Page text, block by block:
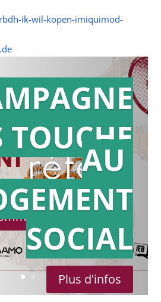
ik-wil-kopen-imiquimod-
en
référé
de presse
TOUCHE
AU
SOCIAL
Plus d'infos